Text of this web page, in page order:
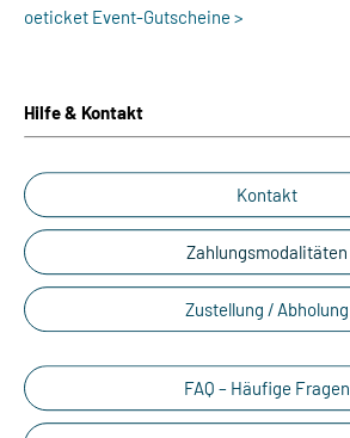
oeticket Event-Gutscheine >
Hilfe & Kontakt
Kontakt
Zahlungsmodalitäten
Zustellung / Abholung
FAQ – Häufige Fragen